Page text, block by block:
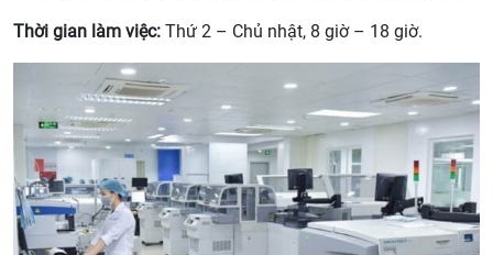
Thời gian làm việc: Thứ 2 – Chủ nhật, 8 giờ – 18 giờ.